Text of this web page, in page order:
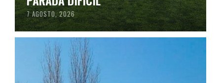
7 AGOSTO, 2026